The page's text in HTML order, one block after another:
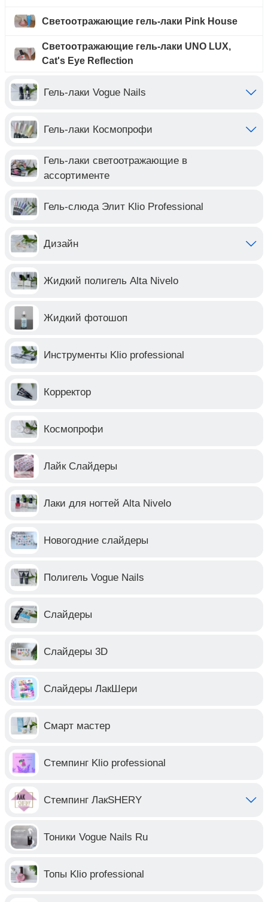
Светоотражающие гель-лаки Pink House
Светоотражающие гель-лаки UNO LUX,
Cat's Eye Reflection
Гель-лаки Vogue Nails
Гель-лаки Космопрофи
Гель-лаки светоотражающие в
ассортименте
Гель-слюда Элит Klio Professional
Дизайн
Жидкий полигель Alta Nivelo
Жидкий фотошоп
Инструменты Klio professional
Корректор
Космопрофи
Лайк Слайдеры
Лаки для ногтей Alta Nivelo
Новогодние слайдеры
Полигель Vogue Nails
Слайдеры
Слайдеры 3D
Слайдеры ЛакШери
Смарт мастер
Стемпинг Klio professional
Стемпинг ЛакSHERY
Тоники Vogue Nails Ru
Топы Klio professional